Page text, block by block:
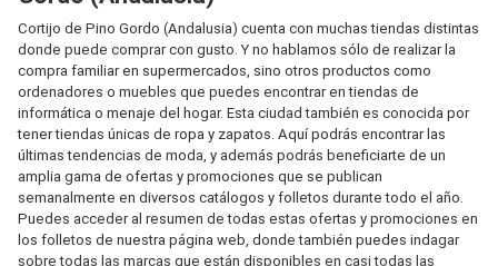
Cortijo de Pino Gordo (Andalusia) cuenta con muchas tiendas distintas
donde puede comprar con gusto. Y no hablamos sólo de realizar la
compra familiar en supermercados, sino otros productos como
ordenadores o muebles que puedes encontrar en tiendas de
informática o menaje del hogar. Esta ciudad también es conocida por
tener tiendas únicas de ropa y zapatos. Aquí podrás encontrar las
últimas tendencias de moda, y además podrás beneficiarte de un
amplia gama de ofertas y promociones que se publican
semanalmente en diversos catálogos y folletos durante todo el año.
Puedes acceder al resumen de todas estas ofertas y promociones en
los folletos de nuestra página web, donde también puedes indagar
sobre todas las marcas que están disponibles en casi todas las